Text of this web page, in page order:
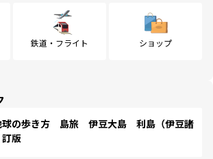
鉄道・フライト ショップ
の歩き方 島旅 伊豆大島 利島（伊豆諸
版